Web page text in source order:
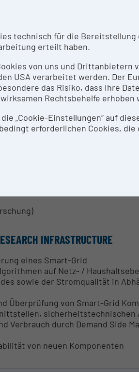
erlaubt die individuelle
Voll- und Teillastverhalten
verschiedenen Betriebsmitteln
PV-Array Simulator
variabler Lastquellen
INFRASTRUCTURE
eines Smart-Grid
auf Netz- /
sowie der Stromqualität in
Überprüfung von Smart-Grid
Verbrauch durch Demand Side
von neuen Komponenten
technisch für die
erteilt haben.
von uns und
USA verarbeitet werden. Der
das Risiko, dass Ihre
Rechtsbehelfe erhoben
„Cookie-Einstellungen“ auf
erforderlichen Cookies,